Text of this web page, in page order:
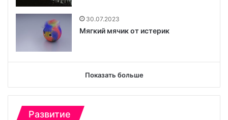
30.07.2023
Мягкий мячик от истерик
Показать больше
Развитие